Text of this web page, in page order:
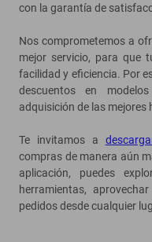
con la garantía de
Nos comprometemos a
mejor servicio, para que
facilidad y eficiencia. Por
descuentos en
adquisición de las mejores
Te invitamos a
compras de manera aún
aplicación, puedes
herramientas,
pedidos desde cualquier